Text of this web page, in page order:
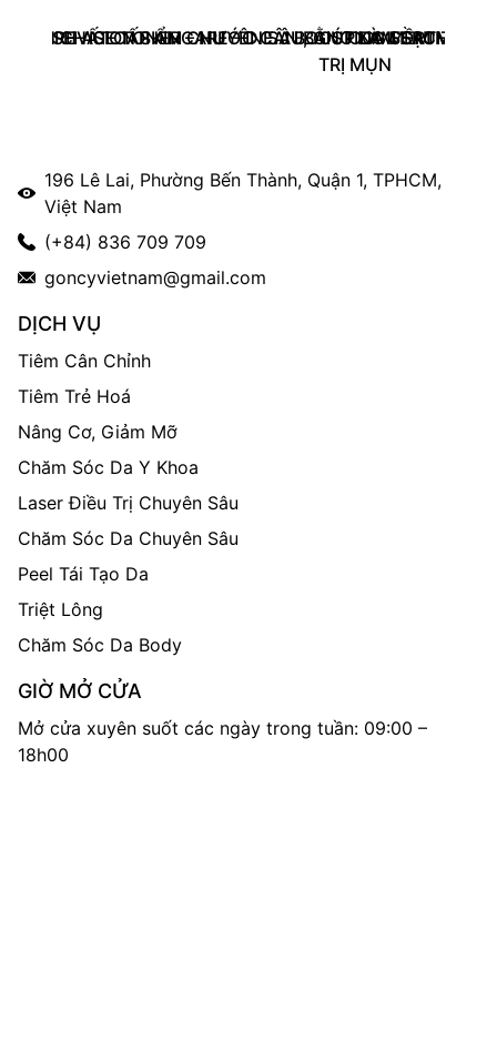
TINH CHẤT CẤP ẨM CHUYÊN SÂU, GIÚP DA MỀM MỊN,
AGE TONER – NƯỚC CÂN BẰNG LÀM SẠCH DA,
TRỊ MỤN
REVISION SKINCARE - D.E.J BOOSTING SERUM
COMFORT ZONE
196 Lê Lai, Phường Bến Thành, Quận 1, TPHCM,
Việt Nam
(+84) 836 709 709
goncyvietnam@gmail.com
DỊCH VỤ
Tiêm Cân Chỉnh
Tiêm Trẻ Hoá
Nâng Cơ, Giảm Mỡ
Chăm Sóc Da Y Khoa
Laser Điều Trị Chuyên Sâu
Chăm Sóc Da Chuyên Sâu
Peel Tái Tạo Da
Triệt Lông
Chăm Sóc Da Body
GIỜ MỞ CỬA
Mở cửa xuyên suốt các ngày trong tuần: 09:00 –
18h00